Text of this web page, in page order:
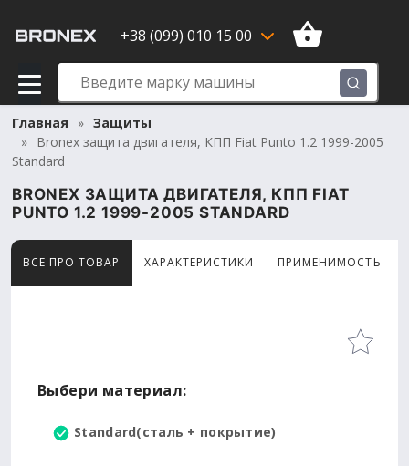
+38 (099) 010 15 00
Главная
Защиты
Bronex защита двигателя, КПП Fiat Punto 1.2 1999-2005
Standard
BRONEX ЗАЩИТА ДВИГАТЕЛЯ, КПП FIAT
PUNTO 1.2 1999-2005 STANDARD
ВСЕ ПРО ТОВАР ХАРАКТЕРИСТИКИ ПРИМЕНИМОСТЬ
Товар просматривают сейчас 15 человек
Выбери материал:
Standard(сталь + покрытие)